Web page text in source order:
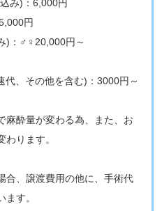
み)：6,000円
円
)：♂♀20,000円～
、その他を含む)：3000円～
酔量が変わる為、また、お
ります。
合、譲渡費用の他に、手術代
す。